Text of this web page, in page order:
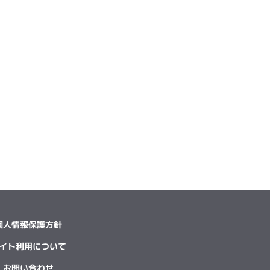
人情報保護方針
ト利用について
お問い合わせ